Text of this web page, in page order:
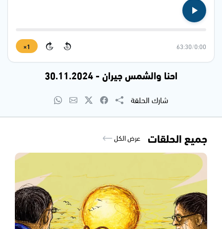
0:00
/
63:30
15
15
1×
احنا والشمس جيران - 30.11.2024
شارك الحلقة
جميع الحلقات عرض الكل